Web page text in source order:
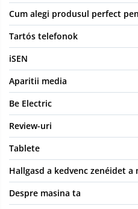
Cum alegi produsul perfect
Tartós telefonok
iSEN
Aparitii media
Be Electric
Review-uri
Tablete
Hallgasd a kedvenc zenéidet a
Despre masina ta